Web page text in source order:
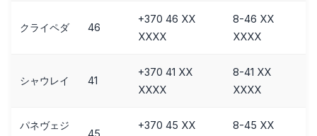
クライペダ 46
+370 46 XX
XXXX
8-46 XX
XXXX
シャウレイ 41
+370 41 XX
XXXX
8-41 XX
XXXX
パネヴェジ
45
+370 45 XX 8-45 XX